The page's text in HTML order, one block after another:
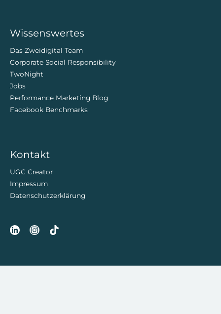
Wissenswertes
Das Zweidigital Team
Corporate Social Responsibility
TwoNight
Jobs
Performance Marketing Blog
Facebook Benchmarks
Kontakt
UGC Creator
Impressum
Datenschutzerklärung